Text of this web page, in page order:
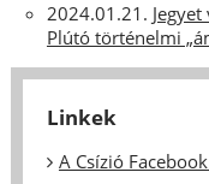
2024.01.21.
Plútó történelmi
Linkek
A Csízió